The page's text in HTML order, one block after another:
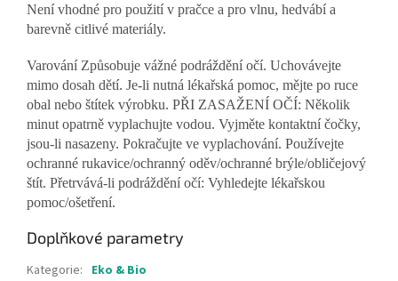
Není vhodné pro použití v pračce a pro vlnu, hedvábí a
barevně citlivé materiály.
Varování Způsobuje vážné podráždění očí. Uchovávejte
mimo dosah dětí. Je-li nutná lékařská pomoc, mějte po ruce
obal nebo štítek výrobku. PŘI ZASAŽENÍ OČÍ: Několik
minut opatrně vyplachujte vodou. Vyjměte kontaktní čočky,
jsou-li nasazeny. Pokračujte ve vyplachování. Používejte
ochranné rukavice/ochranný oděv/ochranné brýle/obličejový
štít. Přetrvává-li podráždění očí: Vyhledejte lékařskou
pomoc/ošetření.
Doplňkové parametry
Kategorie: Eko & Bio